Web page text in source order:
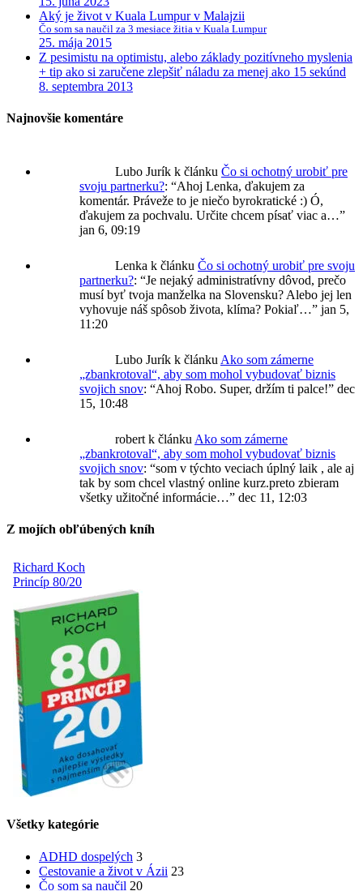
Aký je život v Kuala Lumpur v Malajzii
Čo som sa naučil za 3 mesiace žitia v Kuala Lumpur
25. mája 2015
Z pesimistu na optimistu, alebo základy pozitívneho myslenia
+ tip ako si zaručene zlepšiť náladu za menej ako 15 sekúnd
8. septembra 2013
Najnovšie komentáre
Lubo Jurík k článku Čo si ochotný urobiť pre
svoju partnerku?: “Ahoj Lenka, ďakujem za
komentár. Práveže to je niečo byrokratické :) Ó,
ďakujem za pochvalu. Určite chcem písať viac a…”
jan 6, 09:19
Lenka k článku Čo si ochotný urobiť pre svoju
partnerku?: “Je nejaký administratívny dôvod, prečo
musí byť tvoja manželka na Slovensku? Alebo jej len
vyhovuje náš spôsob života, klíma? Pokiaľ…” jan 5,
11:20
Lubo Jurík k článku Ako som zámerne
„zbankrotoval“, aby som mohol vybudovať biznis
svojich snov: “Ahoj Robo. Super, držím ti palce!” dec
15, 10:48
robert k článku Ako som zámerne
„zbankrotoval“, aby som mohol vybudovať biznis
svojich snov: “som v týchto veciach úplný laik , ale aj
tak by som chcel vlastný online kurz.preto zbieram
všetky užitočné informácie…” dec 11, 12:03
Z mojích obľúbených kníh
Všetky kategórie
ADHD dospelých 3
Cestovanie a život v Ázii 23
Čo som sa naučil 20